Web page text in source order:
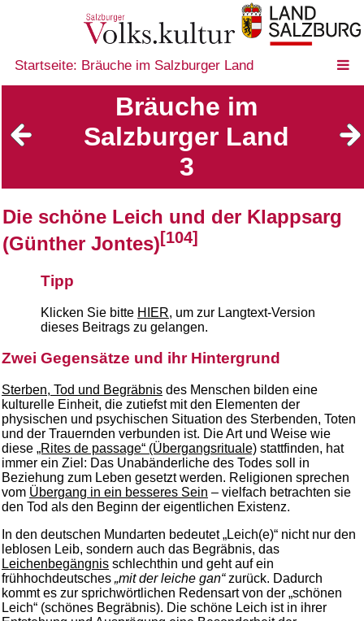
Startseite: Bräuche im Salzburger Land
Bräuche im
Salzburger Land
3
Die schöne Leich und der Klappsarg
(Günther Jontes)[104]
Tipp
Klicken Sie bitte HIER, um zur Langtext-Version
dieses Beitrags zu gelangen.
Zwei Gegensätze und ihr Hintergrund
Sterben, Tod und Begräbnis des Menschen bilden eine
kulturelle Einheit, die zutiefst mit den Elementen der
physischen und psychischen Situation des Sterbenden, Toten
und der Trauernden verbunden ist. Die Art und Weise wie
diese „Rites de passage“ (Übergangsrituale) stattfinden, hat
immer ein Ziel: Das Unabänderliche des Todes soll in
Beziehung zum Leben gesetzt werden. Religionen sprechen
vom Übergang in ein besseres Sein – vielfach betrachten sie
den Tod als den Beginn der eigentlichen Existenz.
In den deutschen Mundarten bedeutet „Leich(e)“ nicht nur den
leblosen Leib, sondern auch das Begräbnis, das
Leichenbegängnis schlechthin und geht auf ein
frühhochdeutsches „mit der leiche gan“zurück. Dadurch
kommt es zur sprichwörtlichen Redensart von der „schönen
Leich“ (schönes Begräbnis). Die schöne Leich ist in ihrer